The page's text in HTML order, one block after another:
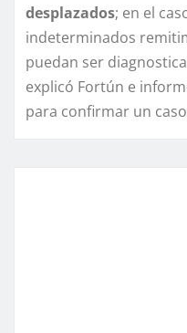
desplazados; en el
indeterminados
puedan ser
explicó Fortún e
para confirmar un